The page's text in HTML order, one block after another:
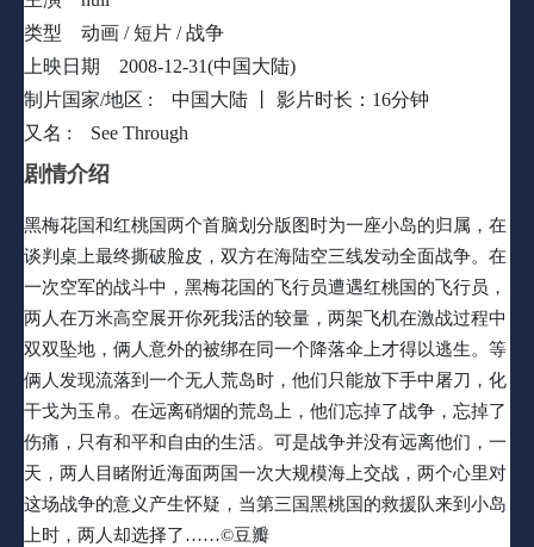
外的被绑在同一个降落伞上才得以逃生。等俩人发现流落到一个无
人荒岛时，他们只能放下手中屠刀，化干戈为玉帛。在远离硝烟的
荒岛上，他们忘掉了战争，忘掉了伤痛，只有和平和自由的生活。
可是战争并没有远离他们，一天，两人目睹附近海面两国一次大规
模海上交战，两个心里对这场战争的意义产生怀疑，当第三国黑桃
类型
动画 / 短片 / 战争
上映日期
2008-12-31(中国大陆)
制片国家/地区 :
中国大陆 丨 影片时长：16分钟
又名 :
See Through
剧情介绍
黑梅花国和红桃国两个首脑划分版图时为一座小岛的归属，在
谈判桌上最终撕破脸皮，双方在海陆空三线发动全面战争。在
一次空军的战斗中，黑梅花国的飞行员遭遇红桃国的飞行员，
两人在万米高空展开你死我活的较量，两架飞机在激战过程中
双双坠地，俩人意外的被绑在同一个降落伞上才得以逃生。等
俩人发现流落到一个无人荒岛时，他们只能放下手中屠刀，化
干戈为玉帛。在远离硝烟的荒岛上，他们忘掉了战争，忘掉了
伤痛，只有和平和自由的生活。可是战争并没有远离他们，一
天，两人目睹附近海面两国一次大规模海上交战，两个心里对
这场战争的意义产生怀疑，当第三国黑桃国的救援队来到小岛
上时，两人却选择了……©豆瓣